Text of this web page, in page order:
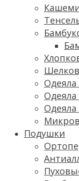
Одеяла
Одеяла
Одеяла
Подушки